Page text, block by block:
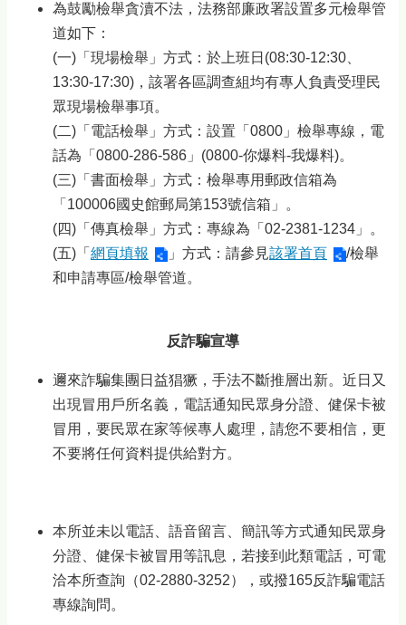
為鼓勵檢舉貪瀆不法，法務部廉政署設置多元檢舉管
道如下：
(一)「現場檢舉」方式：於上班日(08:30-12:30、
13:30-17:30)，該署各區調查組均有專人負責受理民
眾現場檢舉事項。
(二)「電話檢舉」方式：設置「0800」檢舉專線，電
話為「0800-286-586」(0800-你爆料-我爆料)。
(三)「書面檢舉」方式：檢舉專用郵政信箱為
「100006國史館郵局第153號信箱」。
(四)「傳真檢舉」方式：專線為「02-2381-1234」。
(五)「 網頁填報 」方式：請參見該署首頁
/檢舉
和申請專區/檢舉管道。
反詐騙宣導
邇來詐騙集團日益猖獗，手法不斷推層出新。近日又
出現冒用戶所名義，電話通知民眾身分證、健保卡被
冒用，要民眾在家等候專人處理，請您不要相信，更
不要將任何資料提供給對方。
本所並未以電話、語音留言、簡訊等方式通知民眾身
分證、健保卡被冒用等訊息，若接到此類電話，可電
洽本所查詢（02-2880-3252），或撥165反詐騙電話
專線詢問。